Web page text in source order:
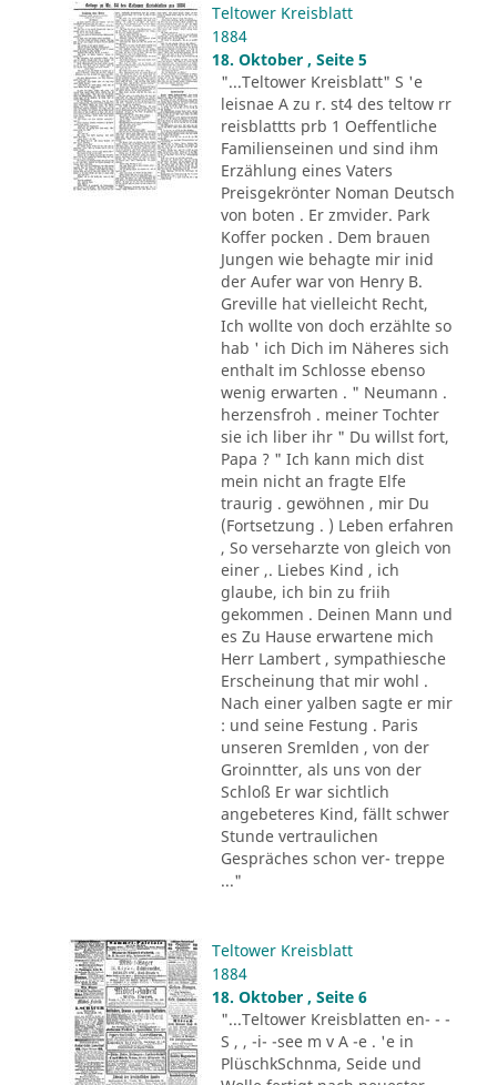
Teltower Kreisblatt
1884
18. Oktober , Seite 5
"...Teltower Kreisblatt" S 'e
leisnae A zu r. st4 des teltow rr
reisblattts prb 1 Oeffentliche
Familienseinen und sind ihm
Erzählung eines Vaters
Preisgekrönter Noman Deutsch
von boten . Er zmvider. Park
Koffer pocken . Dem brauen
Jungen wie behagte mir inid
der Aufer war von Henry B.
Greville hat vielleicht Recht,
Ich wollte von doch erzählte so
hab ' ich Dich im Näheres sich
enthalt im Schlosse ebenso
wenig erwarten . " Neumann .
herzensfroh . meiner Tochter
sie ich liber ihr " Du willst fort,
Papa ? " Ich kann mich dist
mein nicht an fragte Elfe
traurig . gewöhnen , mir Du
(Fortsetzung . ) Leben erfahren
, So verseharzte von gleich von
einer ,. Liebes Kind , ich
glaube, ich bin zu friih
gekommen . Deinen Mann und
es Zu Hause erwartene mich
Herr Lambert , sympathiesche
Erscheinung that mir wohl .
Nach einer yalben sagte er mir
: und seine Festung . Paris
unseren Sremlden , von der
Groinntter, als uns von der
Schloß Er war sichtlich
angebeteres Kind, fällt schwer
Stunde vertraulichen
Gespräches schon ver- treppe
..."
Teltower Kreisblatt
1884
18. Oktober , Seite 6
"...Teltower Kreisblatten en- - -
S , , -i- -see m v A -e . 'e in
PlüschkSchnma, Seide und